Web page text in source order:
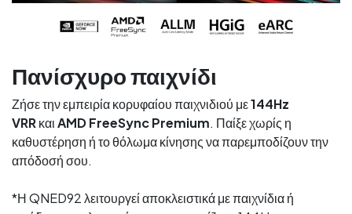
Πανίσχυρο παιχνίδι
Ζήσε την εμπειρία κορυφαίου παιχνιδιού με144Hz
VRRκαιAMD FreeSync Premium. Παίξε χωρίς η
καθυστέρηση ή το θόλωμα κίνησης να παρεμποδίζουν την
απόδοσή σου.
*Η QNED92 λειτουργεί αποκλειστικά με παιχνίδια ή